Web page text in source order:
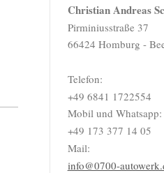
Christian Andreas
Pirminiusstraße 37
66424 Homburg -
Telefon:
+49 6841 1722554
Mobil und
+49 173 377 14 05
Mail:
info@0700-